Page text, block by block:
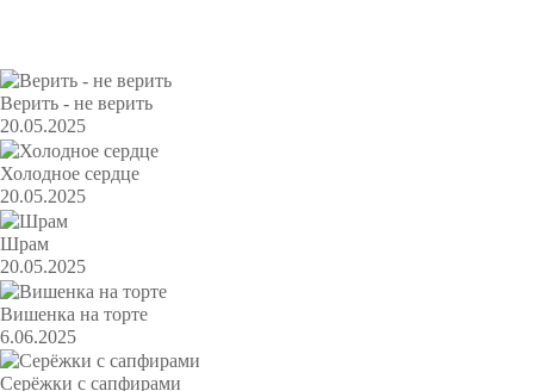
Верить - не верить
20.05.2025
Холодное сердце
20.05.2025
Шрам
20.05.2025
Вишенка на торте
6.06.2025
Серёжки с сапфирами